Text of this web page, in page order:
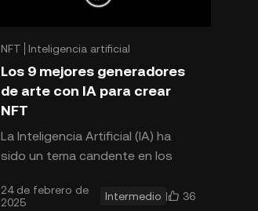
NFT Inteligencia artificial
Los 9 mejores generadores
de arte con IA para crear
NFT
La Inteligencia Artificial (IA) ha
sido un tema candente en los
las tecnologías emergentes que
24 de febrero de
2025
Intermedio 36